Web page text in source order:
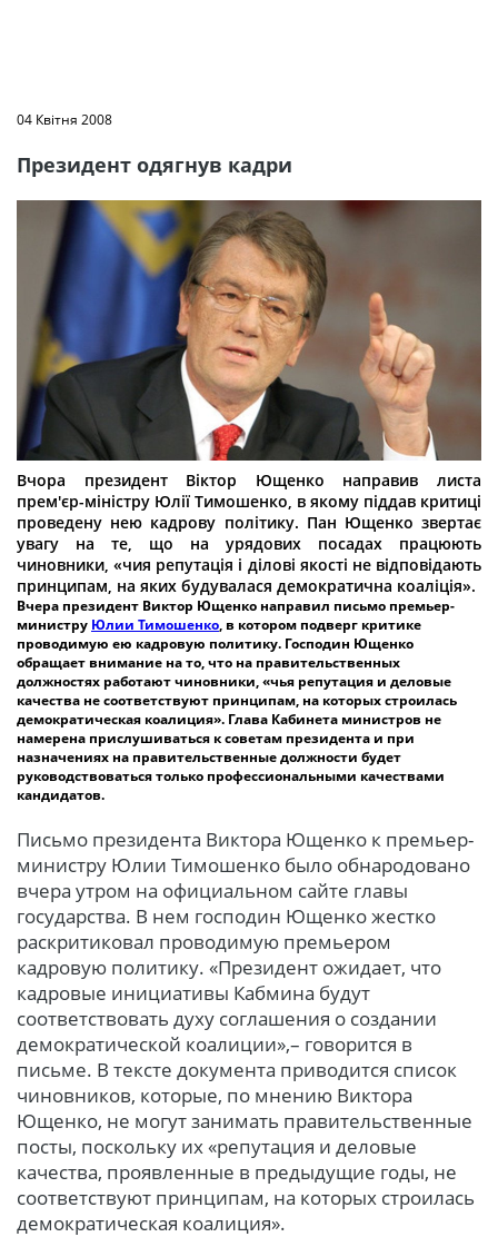
04 Квітня 2008
Президент одягнув кадри
Вчора президент Віктор Ющенко направив листа
прем'єр-міністру Юлії Тимошенко, в якому піддав критиці
проведену нею кадрову політику. Пан Ющенко звертає
увагу на те, що на урядових посадах працюють
чиновники, «чия репутація і ділові якості не відповідають
принципам, на яких будувалася демократична коаліція».
Вчера президент Виктор Ющенко направил письмо премьер-
министру Юлии Тимошенко, в котором подверг критике
проводимую ею кадровую политику. Господин Ющенко
обращает внимание на то, что на правительственных
должностях работают чиновники, «чья репутация и деловые
качества не соответствуют принципам, на которых строилась
демократическая коалиция». Глава Кабинета министров не
намерена прислушиваться к советам президента и при
назначениях на правительственные должности будет
руководствоваться только профессиональными качествами
кандидатов.
Письмо президента Виктора Ющенко к премьер-
министру Юлии Тимошенко было обнародовано
вчера утром на официальном сайте главы
государства. В нем господин Ющенко жестко
раскритиковал проводимую премьером
кадровую политику. «Президент ожидает, что
кадровые инициативы Кабмина будут
соответствовать духу соглашения о создании
демократической коалиции»,– говорится в
письме. В тексте документа приводится список
чиновников, которые, по мнению Виктора
Ющенко, не могут занимать правительственные
посты, поскольку их «репутация и деловые
качества, проявленные в предыдущие годы, не
соответствуют принципам, на которых строилась
демократическая коалиция».